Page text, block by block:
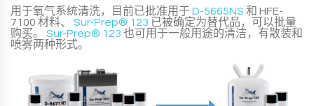
用于氧气系统清洗，目前已批准用于 D-5665NS 和 HFE-
7100 材料、 Sur-Prep® 123 已被确定为替代品，可以批量
购买。 Sur-Prep® 123 也可用于一般用途的清洁，有散装和
喷雾两种形式。